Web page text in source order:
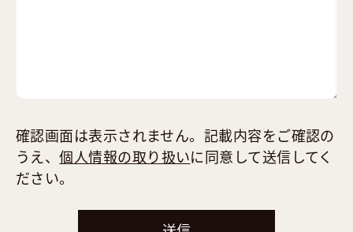
確認画面は表示されません。記載内容をご確認の
うえ、個人情報の取り扱いに同意して送信してく
ださい。